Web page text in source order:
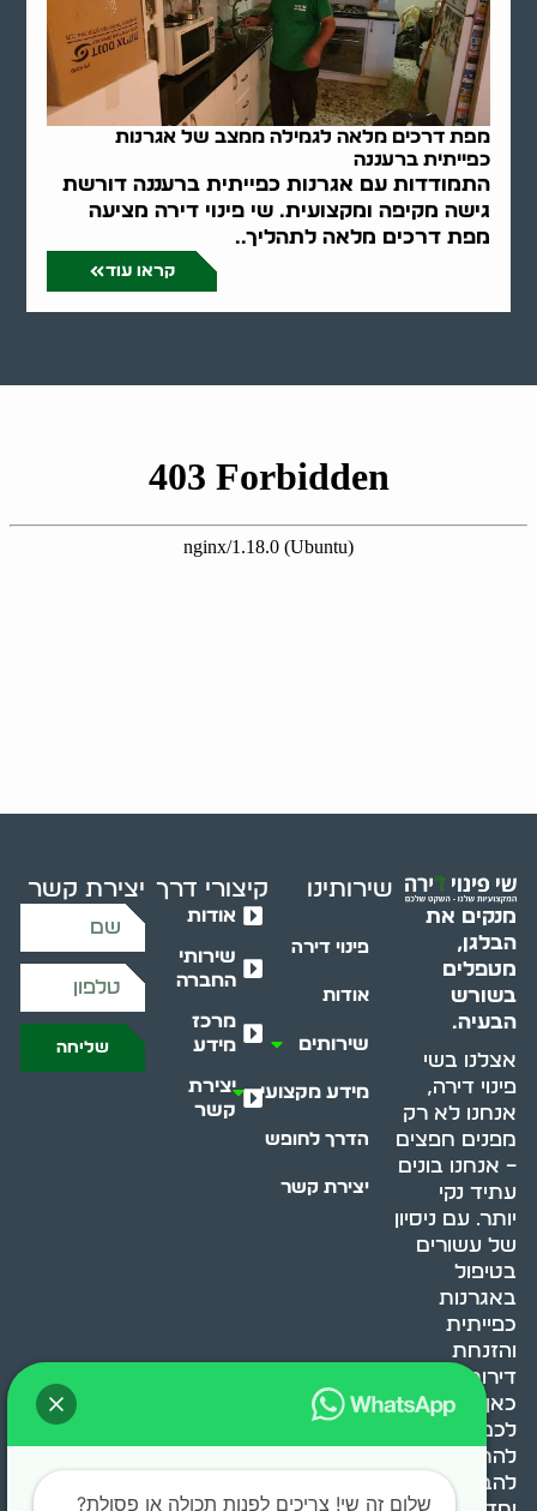
מפת דרכים מלאה לגמילה ממצב של אגרנות
כפייתית ברעננה
התמודדות עם אגרנות כפייתית ברעננה דורשת
גישה מקיפה ומקצועית. שי פינוי דירה מציעה
מפת דרכים מלאה לתהליך..
קראו עוד
מנקים את
הבלגן,
מטפלים
בשורש
הבעיה.
אצלנו בשי
פינוי דירה,
אנחנו לא רק
מפנים חפצים
– אנחנו בונים
עתיד נקי
יותר. עם ניסיון
של עשורים
בטיפול
באגרנות
כפייתית
והזנחת
דירות, אנחנו
כאן כדי לעזור
לכם
להתמודד,
להבין ולשנות.
שירותינו
פינוי דירה
אודות
שירותים
מידע מקצועי
הדרך לחופש
יצירת קשר
קיצורי דרך
אודות
שירותי
החברה
מרכז
מידע
יצירת
קשר
יצירת קשר
שליחה
שלום זה שי! צריכים לפנות תכולה או פסולת?